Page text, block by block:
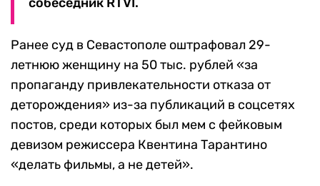
Ранее суд в Севастополе оштрафовал 29-
летнюю женщину на 50 тыс. рублей «за
пропаганду привлекательности отказа от
деторождения» из-за публикаций в соцсетях
постов, среди которых был мем с фейковым
девизом режиссера Квентина Тарантино
«делать фильмы, а не детей».